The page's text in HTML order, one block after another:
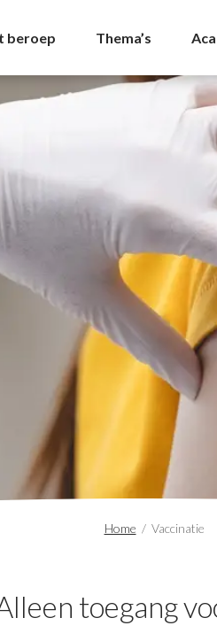
beroep Thema’s
Home / Vaccinatie
toegang